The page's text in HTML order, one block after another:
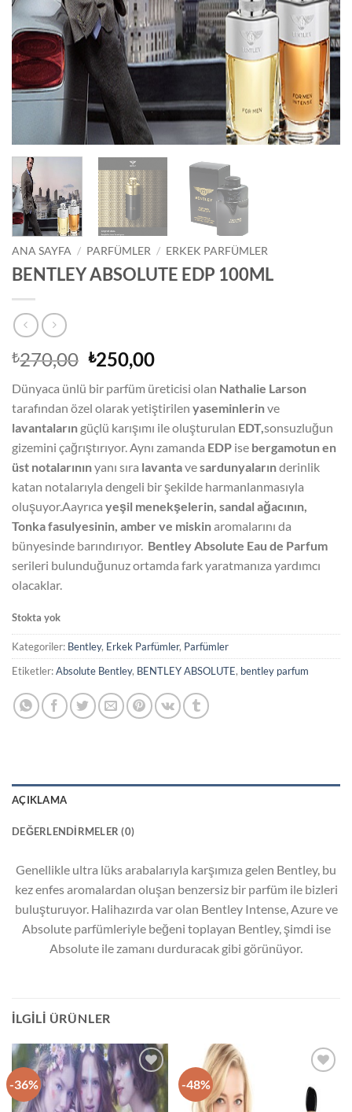
ANA SAYFA / PARFÜMLER / ERKEK PARFÜMLER
BENTLEY ABSOLUTE EDP 100ML
₺270,00 Orijinal
fiyat:
₺270,00.
₺250,00Şu
fiyat:
₺250,00.
Dünyaca ünlü bir parfüm üreticisi olan Nathalie Larson
tarafından özel olarak yetiştirilen yaseminlerinve
lavantaların güçlü karışımı ile oluşturulan EDT,sonsuzluğun
gizemini çağrıştırıyor. Aynı zamanda EDP ise bergamotun en
üst notalarınınyanı sıra lavantavesardunyalarınderinlik
katan notalarıyla dengeli bir şekilde harmanlanmasıyla
oluşuyor.Aayrıca yeşil menekşelerin, sandal ağacının,
Tonka fasulyesinin, amber ve miskinaromalarını da
bünyesinde barındırıyor. Bentley Absolute Eau de Parfum
serileri bulunduğunuz ortamda fark yaratmanıza yardımcı
olacaklar.
Stokta yok
Kategoriler: Bentley, Erkek Parfümler, Parfümler
Etiketler:Absolute Bentley, BENTLEY ABSOLUTE, bentley parfum
AÇIKLAMA
DEĞERLENDIRMELER (0)
Genellikle ultra lüks arabalarıyla karşımıza gelen Bentley, bu
kez enfes aromalardan oluşan benzersiz bir parfüm ile bizleri
buluşturuyor. Halihazırda var olan Bentley Intense, Azure ve
Absolute parfümleriyle beğeni toplayan Bentley, şimdi ise
Absolute ile zamanı durduracak gibi görünüyor.
İLGILI ÜRÜNLER
-36%
İstek
Listeme
Ekle
-48%
Listeme
Ekle